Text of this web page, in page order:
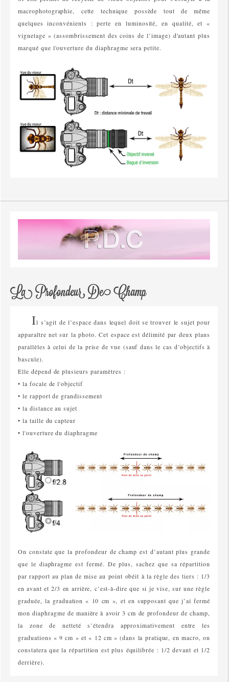
macrophotographie, cette technique possède tout de même
quelques inconvénients : perte en luminosité, en qualité, et «
vignetage » (assombrissement des coins de l’image) d'autant plus
marqué que l'ouverture du diaphragme sera petite.
La Profondeur De Champ
Il s’agit de l’espace dans lequel doit se trouver le sujet pour
apparaître net sur la photo. Cet espace est délimité par deux plans
parallèles à celui de la prise de vue (sauf dans le cas d’objectifs à
bascule).
Elle dépend de plusieurs paramètres :
• la focale de l'objectif
• le rapport de grandissement
• la distance au sujet
• la taille du capteur
• l'ouverture du diaphragme
On constate que la profondeur de champ est d’autant plus grande
que le diaphragme est fermé. De plus, sachez que sa répartition
par rapport au plan de mise au point obéit à la règle des tiers : 1/3
en avant et 2/3 en arrière, c’est-à-dire que si je vise, sur une règle
graduée, la graduation « 10 cm », et en supposant que j’ai fermé
mon diaphragme de manière à avoir 3 cm de profondeur de champ,
la zone de netteté s’étendra approximativement entre les
graduations « 9 cm » et « 12 cm » (dans la pratique, en macro, on
constatera que la répartition est plus équilibrée : 1/2 devant et 1/2
derrière).